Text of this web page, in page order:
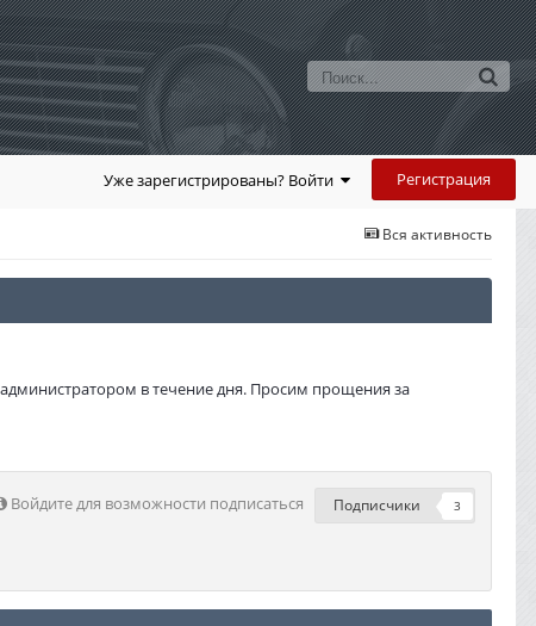
Уже зарегистрированы? Войти Регистрация
Вся активность
в течение дня. Просим прощения за
Войдите для возможности подписаться Подписчики 3